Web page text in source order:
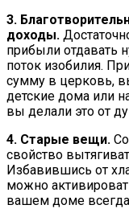
3.
доходы.
прибыли отдавать
поток изобилия.
сумму в церковь,
детские дома или
вы делали это от
4. Старые вещи.
свойство
Избавившись от
можно
вашем доме всегда